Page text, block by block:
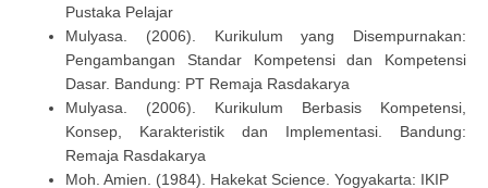
Pustaka Pelajar
Mulyasa. (2006). Kurikulum yang Disempurnakan:
Pengambangan Standar Kompetensi dan Kompetensi
Dasar. Bandung: PT Remaja Rasdakarya
Mulyasa. (2006). Kurikulum Berbasis Kompetensi,
Konsep, Karakteristik dan Implementasi. Bandung:
Remaja Rasdakarya
Moh. Amien. (1984). Hakekat Science. Yogyakarta: IKIP